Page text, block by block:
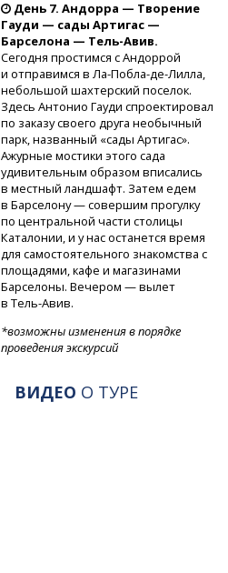
День 7. Андорра — Творение
Гауди — сады Артигас —
Барселона — Тель-Авив.
Сегодня простимся с Андоррой
и отправимся в Ла-Побла-де-Лилла,
небольшой шахтерский поселок.
Здесь Антонио Гауди спроектировал
по заказу своего друга необычный
парк, названный «сады Артигас».
Ажурные мостики этого сада
удивительным образом вписались
в местный ландшафт. Затем едем
в Барселону — совершим прогулку
по центральной части столицы
Каталонии, и у нас останется время
для самостоятельного знакомства с
площадями, кафе и магазинами
Барселоны. Вечером — вылет
в Тель-Авив.
*возможны изменения в порядке
проведения экскурсий
ВИДЕО О ТУРЕ